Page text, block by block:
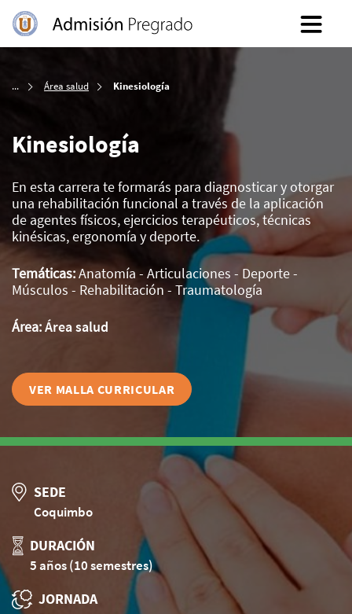
Inicio Área salud Kinesiología
Kinesiología
En esta carrera te formarás para diagnosticar y otorgar
una rehabilitación funcional a través de la aplicación
de agentes físicos, ejercicios terapéuticos, técnicas
kinésicas, ergonomía y deporte.
Temáticas:Anatomía - Articulaciones - Deporte -
Músculos - Rehabilitación - Traumatología
Área:Área salud
VER MALLA CURRICULAR
SEDE
Coquimbo
DURACIÓN
5 años (10 semestres)
JORNADA